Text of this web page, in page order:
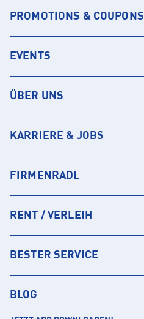
PROMOTIONS & COUPONS
EVENTS
ÜBER UNS
KARRIERE & JOBS
FIRMENRADL
RENT / VERLEIH
BESTER SERVICE
BLOG